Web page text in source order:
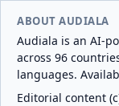
ABOUT AUDIALA
Audiala is an AI-
across 96
languages.
Editorial content